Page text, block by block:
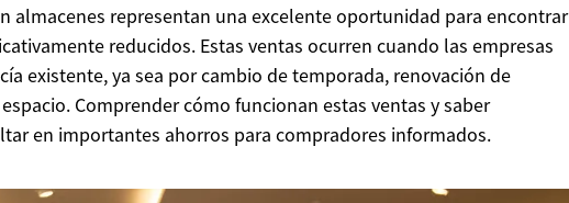
almacenes representan una excelente oportunidad para encontrar
reducidos. Estas ventas ocurren cuando las empresas
existente, ya sea por cambio de temporada, renovación de
Comprender cómo funcionan estas ventas y saber
en importantes ahorros para compradores informados.